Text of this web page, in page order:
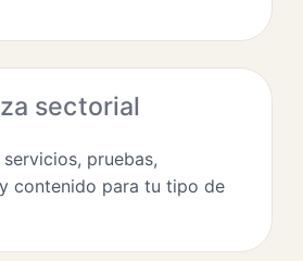
sectorial
pruebas,
contenido para tu tipo de